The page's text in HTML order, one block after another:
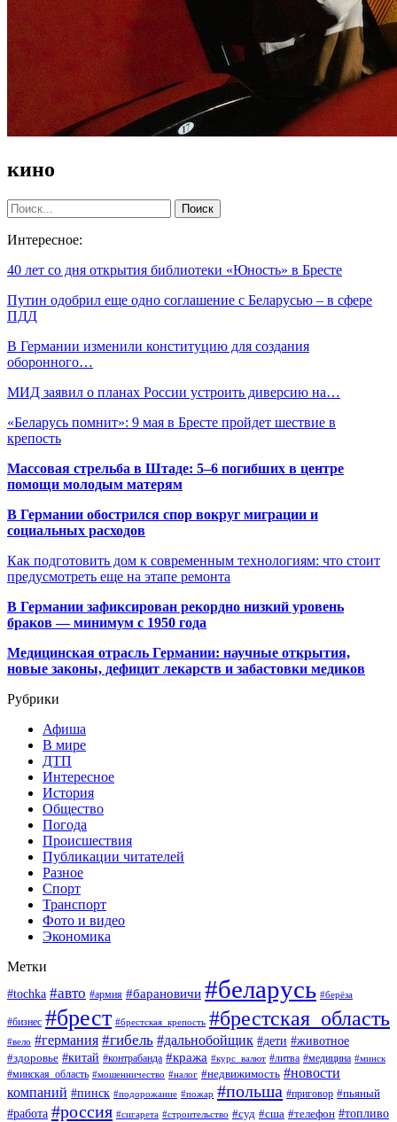
кино
Интересное:
40 лет со дня открытия библиотеки «Юность» в Бресте
Путин одобрил еще одно соглашение с Беларусью – в сфере
ПДД
В Германии изменили конституцию для создания
оборонного…
МИД заявил о планах России устроить диверсию на…
«Беларусь помнит»: 9 мая в Бресте пройдет шествие в
крепость
Массовая стрельба в Штаде: 5–6 погибших в центре
помощи молодым матерям
В Германии обострился спор вокруг миграции и
социальных расходов
Как подготовить дом к современным технологиям: что стоит
предусмотреть еще на этапе ремонта
В Германии зафиксирован рекордно низкий уровень
браков — минимум с 1950 года
Медицинская отрасль Германии: научные открытия,
новые законы, дефицит лекарств и забастовки медиков
Рубрики
Афиша
В мире
ДТП
Интересное
История
Общество
Погода
Происшествия
Публикации читателей
Разное
Спорт
Транспорт
Фото и видео
Экономика
Метки
#tochka #авто #армия #барановичи #беларусь #берёза
#бизнес #брест #брестская_крепость #брестская_область
#вело #германия #гибель #дальнобойщик #дети #животное
#здоровье #китай #контрабанда #кража #курс_валют #литва #медицина #минск
#минская_область #мошенничество #налог #недвижимость #новости
компаний #пинск #подорожание #пожар #польша #приговор #пьяный
#работа #россия #сигарета #строительство #суд #сша #телефон #топливо